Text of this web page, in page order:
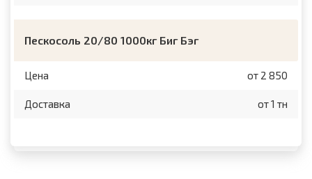
Пескосоль 20/80 1000кг Биг Бэг
Цена от 2 850
Доставка от 1 тн